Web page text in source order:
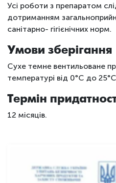
Усі роботи з препаратом
дотриманням
санітарно- гігієнічних норм.
Умови зберігання
Сухе темне вентильоване
температурі від 0°С до
Термін
12 місяців.